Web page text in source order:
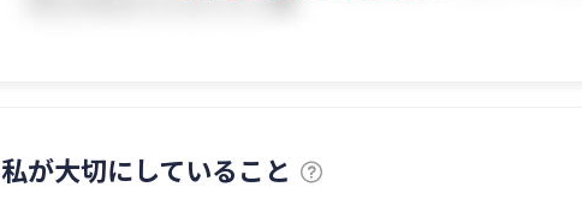
私が大切にしていること